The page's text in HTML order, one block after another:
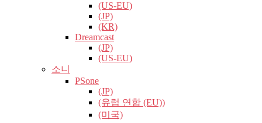
(US-EU)
(JP)
(KR)
Dreamcast
(JP)
(US-EU)
소니
PSone
(JP)
(유럽​​ 연합 (EU))
(미국)